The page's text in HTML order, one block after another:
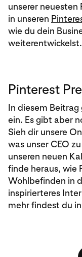
unserer
in unseren
wie du dein
weiterentwickelst.
Pinterest
In diesem Beitrag
ein. Es gibt aber
Sieh dir unsere
was unser CEO
unseren neuen
finde heraus, wie
Wohlbefinden in
inspirierteres
mehr findest du